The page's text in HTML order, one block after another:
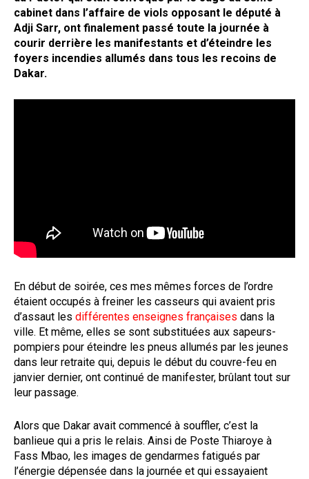
cabinet dans l’affaire de viols opposant le député à
Adji Sarr, ont finalement passé toute la journée à
courir derrière les manifestants et d’éteindre les
foyers incendies allumés dans tous les recoins de
Dakar.
En début de soirée, ces mes mêmes forces de l’ordre
étaient occupés à freiner les casseurs qui avaient pris
d’assaut les différentes enseignes françaises dans la
ville. Et même, elles se sont substituées aux sapeurs-
pompiers pour éteindre les pneus allumés par les jeunes
dans leur retraite qui, depuis le début du couvre-feu en
janvier dernier, ont continué de manifester, brûlant tout sur
leur passage.
Alors que Dakar avait commencé à souffler, c’est la
banlieue qui a pris le relais. Ainsi de Poste Thiaroye à
Fass Mbao, les images de gendarmes fatigués par
l’énergie dépensée dans la journée et qui essayaient